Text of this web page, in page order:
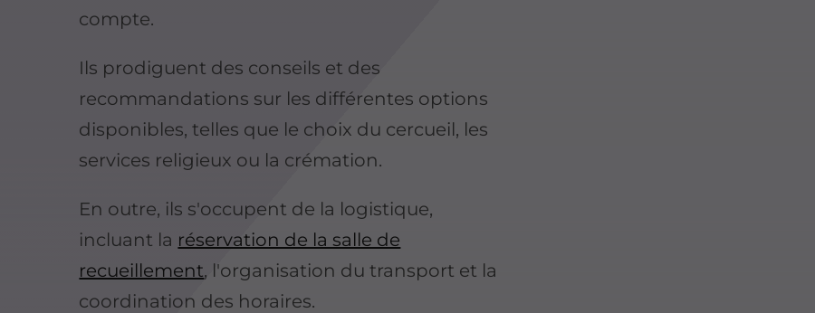
compte.
Ils prodiguent des conseils et des
recommandations sur les différentes options
disponibles, telles que le choix du cercueil, les
services religieux ou la crémation.
En outre, ils s'occupent de la logistique,
incluant la réservation de la salle de
recueillement, l'organisation du transport et la
coordination des horaires.